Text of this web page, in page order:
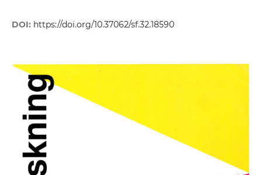
DOI: https://doi.org/10.37062/sf.32.18590